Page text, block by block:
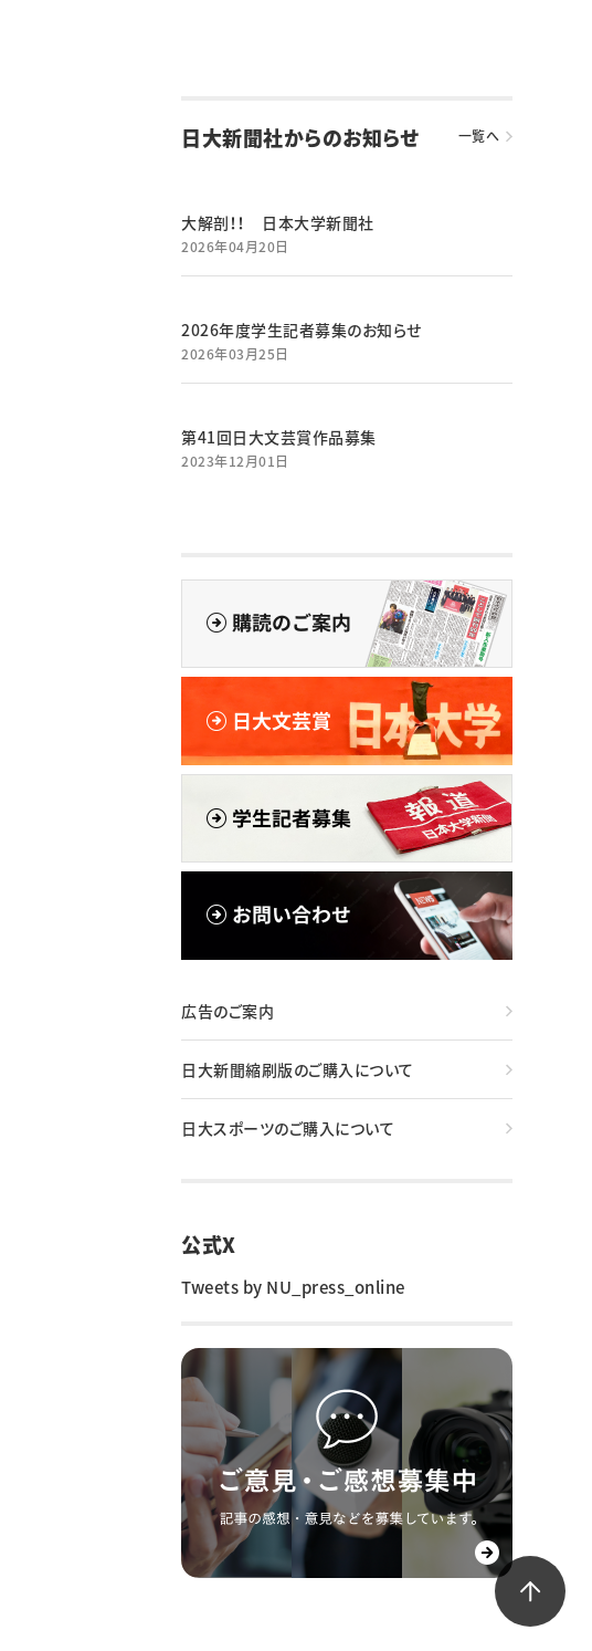
日大新聞社からのお知らせ 一覧へ
大解剖！！ 日本大学新聞社
2026年04月20日
2026年度学生記者募集のお知らせ
2026年03月25日
第41回日大文芸賞作品募集
2023年12月01日
広告のご案内
日大新聞縮刷版のご購入について
日大スポーツのご購入について
公式X
Tweets by NU_press_online